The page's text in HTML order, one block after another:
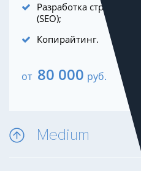
Разработка стратегии
(SEO);
Копирайтинг.
от 80 000 руб.
Medium